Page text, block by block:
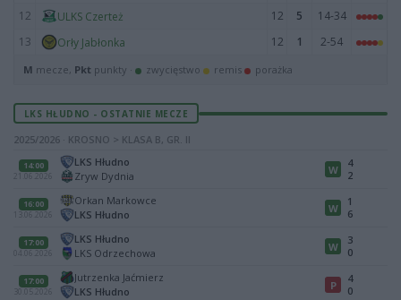
12
ULKS Czerteż 12 5
14-34
13
Orły Jabłonka 12 1 2-54
M mecze, Pkt punkty · zwycięstwo remis porażka
LKS HŁUDNO - OSTATNIE MECZE
2025/2026 · KROSNO > KLASA B, GR. II
14:00
21.06.2026
LKS Hłudno
Zryw Dydnia
W
4
2
16:00
13.06.2026
Orkan Markowce
LKS Hłudno
W
1
6
17:00
04.06.2026
LKS Hłudno
LKS Odrzechowa
W
3
0
17:00
30.05.2026
Jutrzenka Jaćmierz
LKS Hłudno
P
4
0